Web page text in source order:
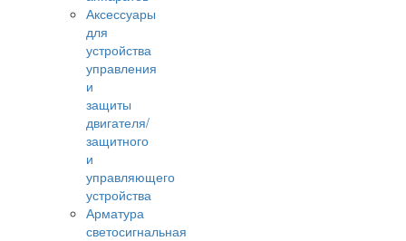
Аксессуары
для
устройства
управления
и
защиты
двигателя/
защитного
и
управляющего
устройства
Арматура
светосигнальная